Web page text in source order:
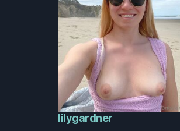
lilygardner